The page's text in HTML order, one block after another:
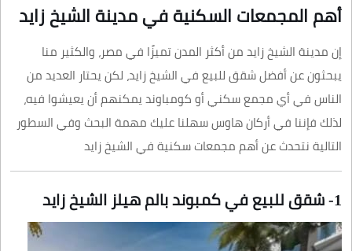
أهم المجمعات السكنية في مدينة الشيخ زايد
إن مدينة الشيخ زايد من أكثر المدن تميزًا في مصر، والكثير منا
يبحثون عن أفضل شقق للبيع في الشيخ زايد، لكن يحتار العديد من
الناس في أي مجمع سكني أو كومباوند يمكنهم أن يعيشوا فيه،
لذلك فإننا في أركان هاوس سهلنا عليك مهمة البحث وفي السطور
التالية نتحدث عن أهم مجمعات سكنية في الشيخ زايد
1- شقق للبيع في كمبوند بالم هيلز الشيخ زايد